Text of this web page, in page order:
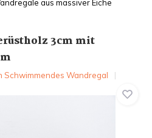
aus massiver Eiche
3cm mit
Schwimmendes Wandregal